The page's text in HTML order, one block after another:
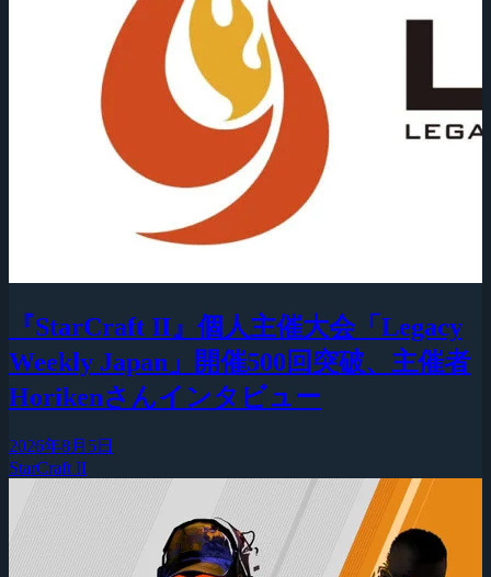
『StarCraft II』個人主催大会「Legacy
Weekly Japan」開催500回突破、主催者
Horikenさんインタビュー
2026年8月5日
StarCraft II